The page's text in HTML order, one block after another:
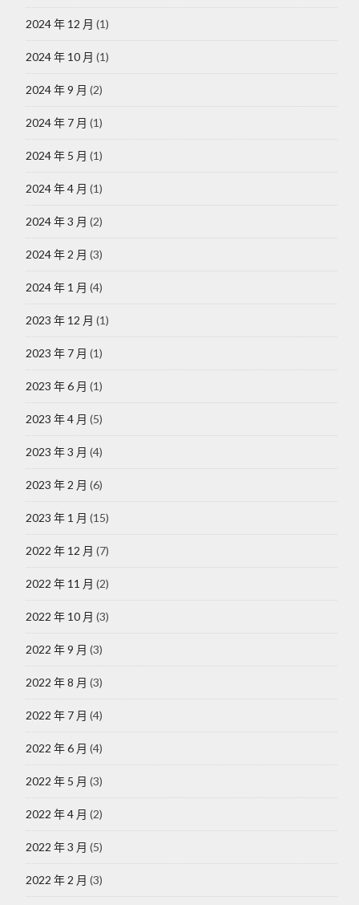
2024 年 12 月 (1)
2024 年 10 月 (1)
2024 年 9 月 (2)
2024 年 7 月 (1)
2024 年 5 月 (1)
2024 年 4 月 (1)
2024 年 3 月 (2)
2024 年 2 月 (3)
2024 年 1 月 (4)
2023 年 12 月 (1)
2023 年 7 月 (1)
2023 年 6 月 (1)
2023 年 4 月 (5)
2023 年 3 月 (4)
2023 年 2 月 (6)
2023 年 1 月 (15)
2022 年 12 月 (7)
2022 年 11 月 (2)
2022 年 10 月 (3)
2022 年 9 月 (3)
2022 年 8 月 (3)
2022 年 7 月 (4)
2022 年 6 月 (4)
2022 年 5 月 (3)
2022 年 4 月 (2)
2022 年 3 月 (5)
2022 年 2 月 (3)